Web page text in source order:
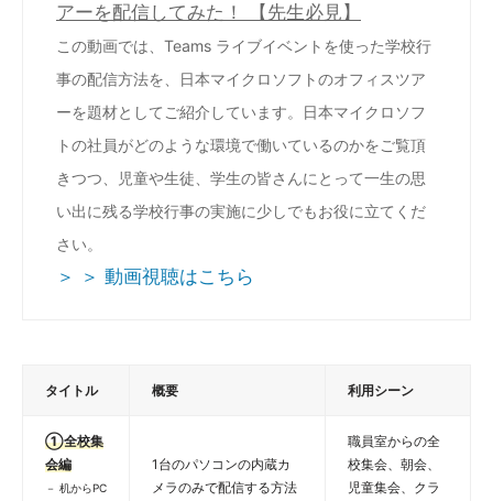
アーを配信してみた！ 【先生必見】
この動画では、Teams ライブイベントを使った学校行
事の配信方法を、日本マイクロソフトのオフィスツア
ーを題材としてご紹介しています。日本マイクロソフ
トの社員がどのような環境で働いているのかをご覧頂
きつつ、児童や生徒、学生の皆さんにとって一生の思
い出に残る学校行事の実施に少しでもお役に立てくだ
さい。
＞ ＞ 動画視聴はこちら
タイトル 概要 利用シーン
①全校集
会編
－ 机からPC
1台のパソコンの内蔵カ
メラのみで配信する方法
職員室からの全
校集会、朝会、
児童集会、クラ